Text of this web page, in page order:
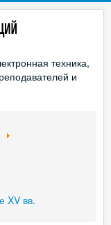
техника,
и
XV вв.